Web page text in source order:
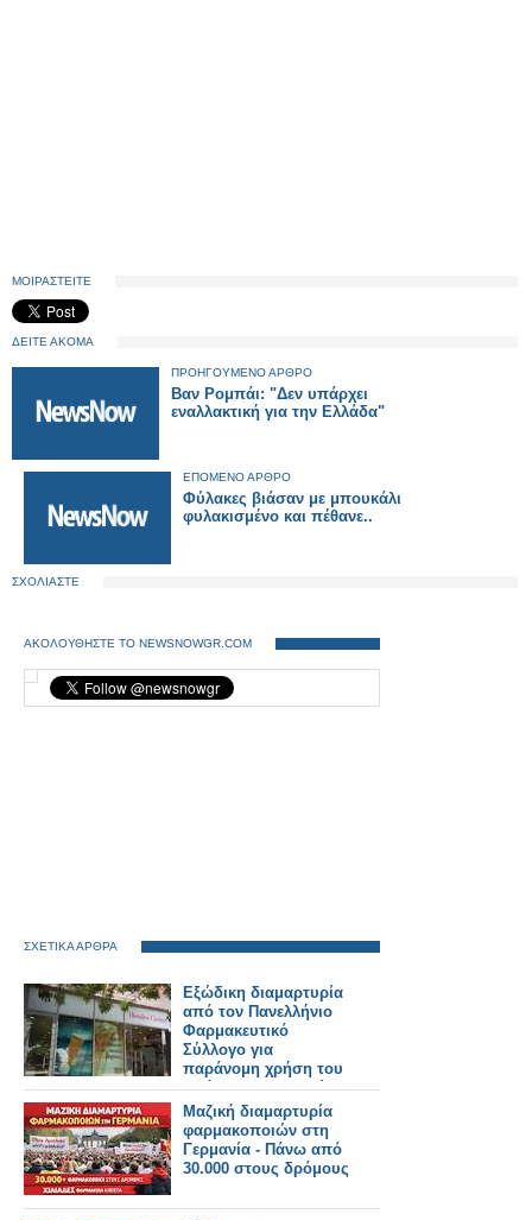
ΜΟΙΡΑΣΤΕΙΤΕ
ΔΕΙΤΕ ΑΚΟΜΑ
ΠΡΟΗΓΟΥΜΕΝΟ ΑΡΘΡΟ
Βαν Ρομπάι: "Δεν υπάρχει
εναλλακτική για την Ελλάδα"
ΕΠΟΜΕΝΟ ΑΡΘΡΟ
Φύλακες βιάσαν με μπουκάλι
φυλακισμένο και πέθανε..
ΣΧΟΛΙΑΣΤΕ
ΑΚΟΛΟΥΘΗΣΤΕ ΤΟ NEWSNOWGR.COM
ΣΧΕΤΙΚΑ ΑΡΘΡΑ
Εξώδικη διαμαρτυρία
από τον Πανελλήνιο
Φαρμακευτικό
Σύλλογο για
παράνομη χρήση του
πράσινου σταυρού
από αλυσίδα
καλλυντικών
Μαζική διαμαρτυρία
φαρμακοποιών στη
Γερμανία - Πάνω από
30.000 στους δρόμους